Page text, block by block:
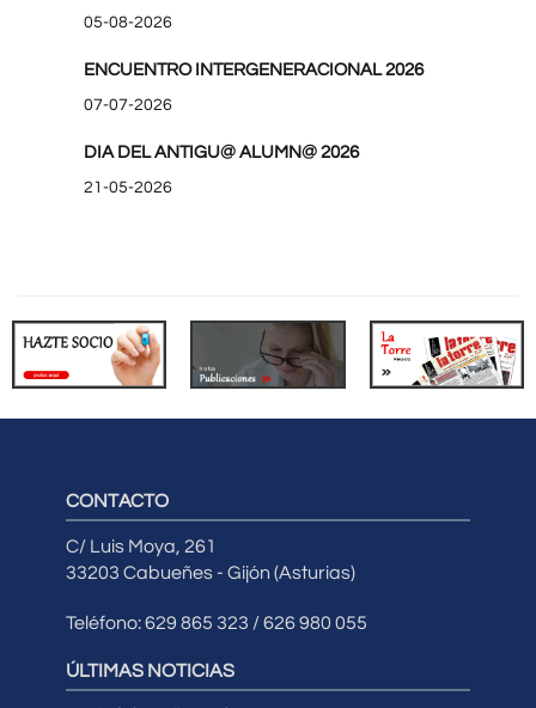
05-08-2026
ENCUENTRO INTERGENERACIONAL 2026
07-07-2026
DIA DEL ANTIGU@ ALUMN@ 2026
21-05-2026
CONTACTO
C/ Luis Moya, 261
33203 Cabueñes - Gijón (Asturias)
Teléfono: 629 865 323 / 626 980 055
ÚLTIMAS NOTICIAS